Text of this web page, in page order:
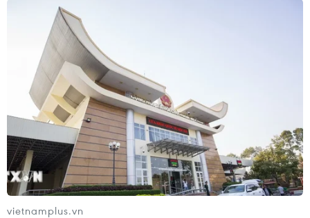
TIN LIÊN QUAN
vietnamplus.vn